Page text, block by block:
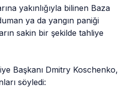
yakınlığıyla bilinen Baza
ya da yangın paniği
sakin bir şekilde tahliye
Başkanı Dmitry Koschenko,
söyledi: